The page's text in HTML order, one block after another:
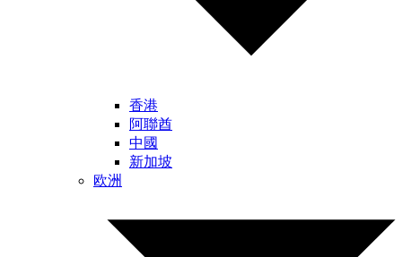
香港
阿聯酋
中國
新加坡
欧洲